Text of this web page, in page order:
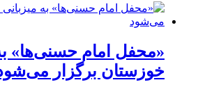
«محفل امام حسنی‌ها»
خوزستان برگزار